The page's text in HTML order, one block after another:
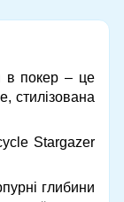
в покер – це
стилізована
Stargazer
глибини